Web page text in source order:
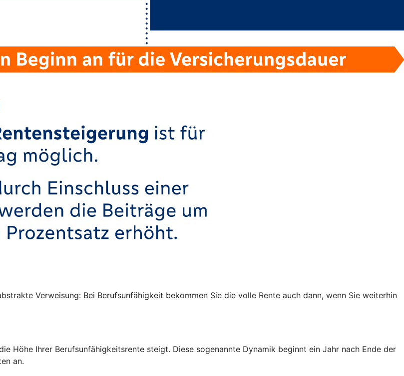
Verweisung: Bei Berufsunfähigkeit bekommen Sie die volle Rente auch dann, wenn Sie weiterhin
Höhe Ihrer Berufsunfähigkeitsrente steigt. Diese sogenannte Dynamik beginnt ein Jahr nach Ende der
an.